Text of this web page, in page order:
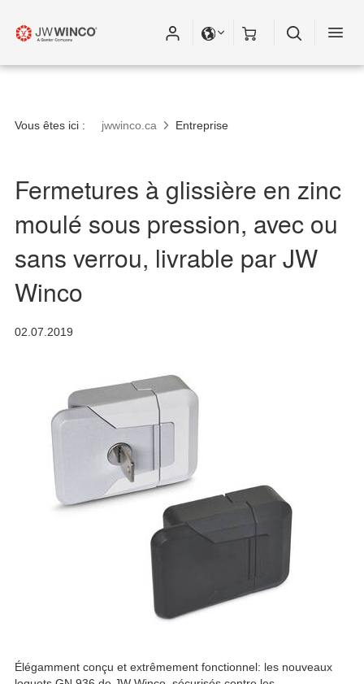
Vous êtes ici : jwwinco.ca Entreprise
Fermetures à glissière en zinc
moulé sous pression, avec ou
sans verrou, livrable par JW
Winco
02.07.2019
Élégamment conçu et extrêmement fonctionnel: les nouveaux